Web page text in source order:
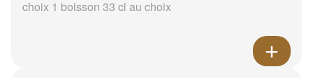
choix 1 boisson 33 cl au choix